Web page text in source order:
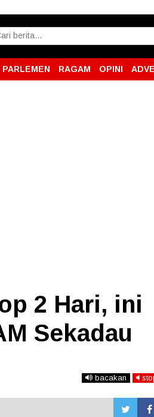
PARLEMEN RAGAM OPINI
2 Hari, ini
Sekadau
bacakan